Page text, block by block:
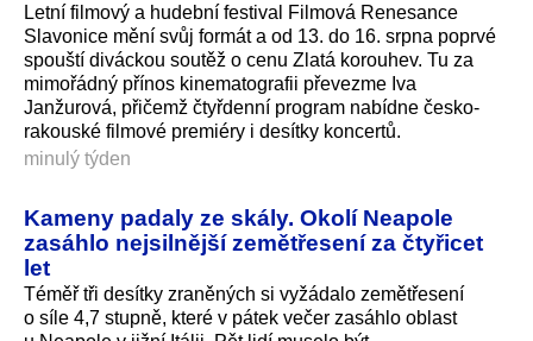
Letní filmový a hudební festival Filmová Renesance
Slavonice mění svůj formát a od 13. do 16. srpna poprvé
spouští diváckou soutěž o cenu Zlatá korouhev. Tu za
mimořádný přínos kinematografii převezme Iva
Janžurová, přičemž čtyřdenní program nabídne česko-
rakouské filmové premiéry i desítky koncertů.
minulý týden
Kameny padaly ze skály. Okolí Neapole
zasáhlo nejsilnější zemětřesení za čtyřicet
let
Téměř tři desítky zraněných si vyžádalo zemětřesení
o síle 4,7 stupně, které v pátek večer zasáhlo oblast